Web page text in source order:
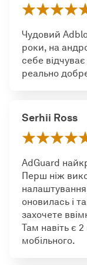
Чудовий
роки, на
себе
реально
Serhii Ross
AdGuard
Перш ніж
оновилась і
захочете
Там навіть є
мобільного.